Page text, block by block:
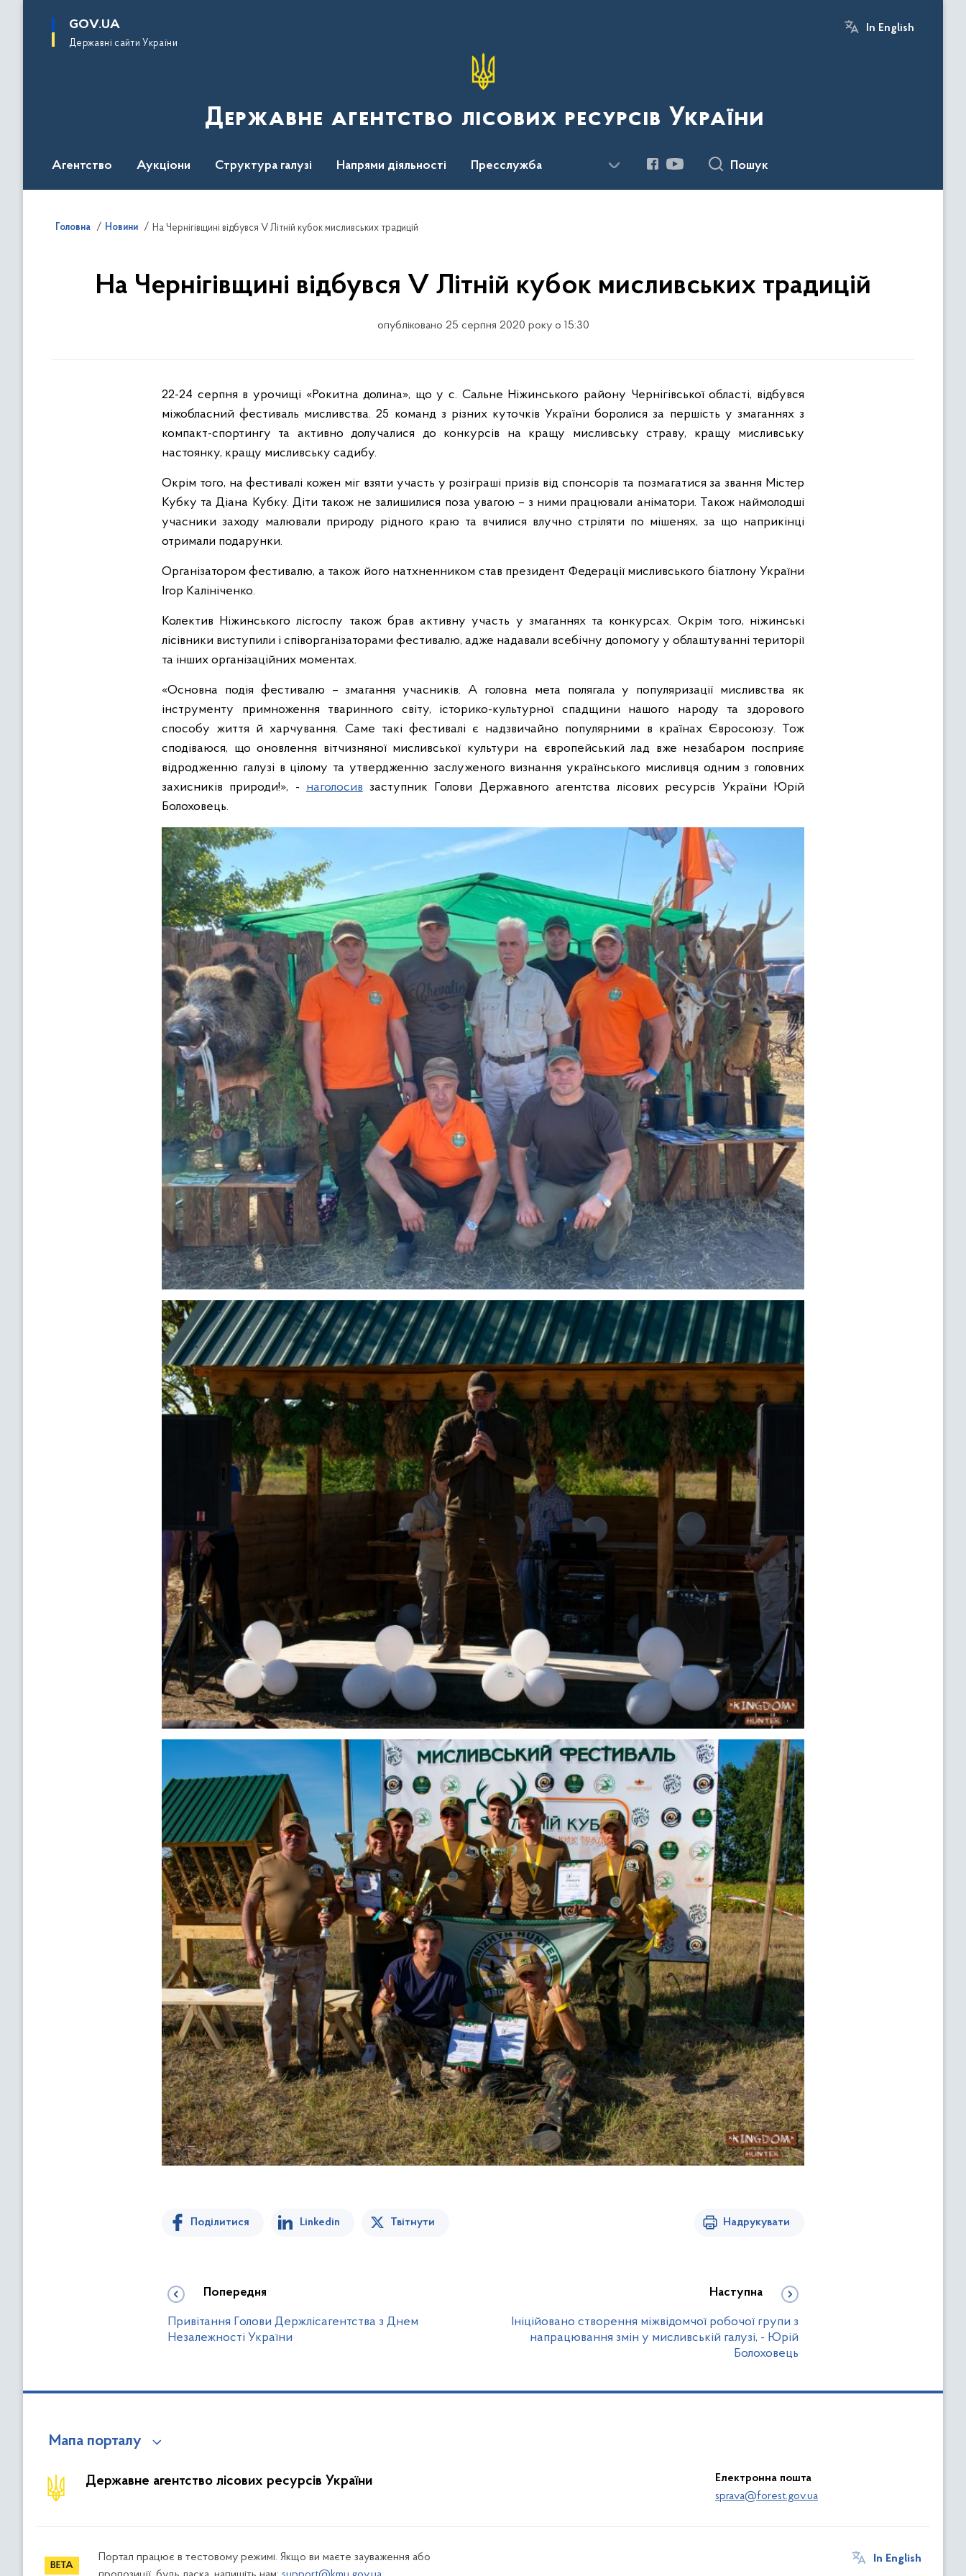
основного
GOV.UA
Державні сайти України
In English
Державне агентство лісових ресурсів України
Агентство Аукціони Структура галузі Напрями діяльності Пресслужба Пошук
Головна Новини На Чернігівщині відбувся V Літній кубок мисливських традицій
На Чернігівщині відбувся V Літній кубок мисливських традицій
опубліковано 25 серпня 2020 року о 15:30
22-24 серпня в урочищі «Рокитна долина», що у с. Сальне Ніжинського району Чернігівської області, відбувся
міжобласний фестиваль мисливства. 25 команд з різних куточків України боролися за першість у змаганнях з
компакт-спортингу та активно долучалися до конкурсів на кращу мисливську страву, кращу мисливську
настоянку, кращу мисливську садибу.
Окрім того, на фестивалі кожен міг взяти участь у розіграші призів від спонсорів та позмагатися за звання Містер
Кубку та Діана Кубку. Діти також не залишилися поза увагою – з ними працювали аніматори. Також наймолодші
учасники заходу малювали природу рідного краю та вчилися влучно стріляти по мішенях, за що наприкінці
отримали подарунки.
Організатором фестивалю, а також його натхненником став президент Федерації мисливського біатлону України
Ігор Калініченко.
Колектив Ніжинського лісгоспу також брав активну участь у змаганнях та конкурсах. Окрім того, ніжинські
лісівники виступили і співорганізаторами фестивалю, адже надавали всебічну допомогу у облаштуванні території
та інших організаційних моментах.
«Основна подія фестивалю – змагання учасників. А головна мета полягала у популяризації мисливства як
інструменту примноження тваринного світу, історико-культурної спадщини нашого народу та здорового
способу життя й харчування. Саме такі фестивалі є надзвичайно популярними в країнах Євросоюзу. Тож
сподіваюся, що оновлення вітчизняної мисливської культури на європейський лад вже незабаром посприяє
відродженню галузі в цілому та утвердженню заслуженого визнання українського мисливця одним з головних
захисників природи!», - наголосив заступник Голови Державного агентства лісових ресурсів України Юрій
Болоховець.
Поділитися Linkedin Твітнути Надрукувати
Попередня
Привітання Голови Держлісагентства з Днем
Незалежності України
Наступна
Ініційовано створення міжвідомчої робочої групи з
напрацювання змін у мисливській галузі, - Юрій
Болоховець
Мапа порталу
Державне агентство лісових ресурсів України
Електронна пошта
sprava@forest.gov.ua
Портал працює в тестовому режимі. Якщо ви маєте зауваження або
In English